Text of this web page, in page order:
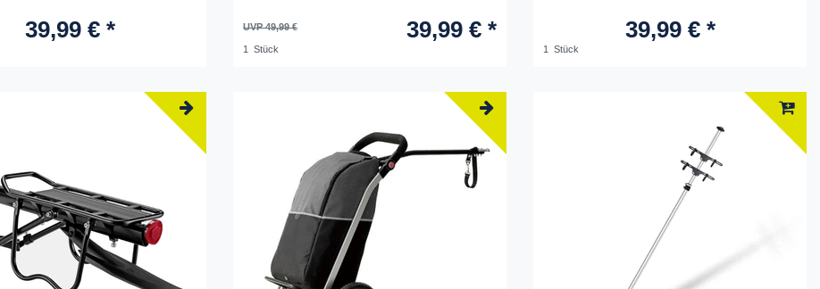
39,99 € * UVP 49,99 € 39,99 € *
1 Stück
39,99 € *
1 Stück